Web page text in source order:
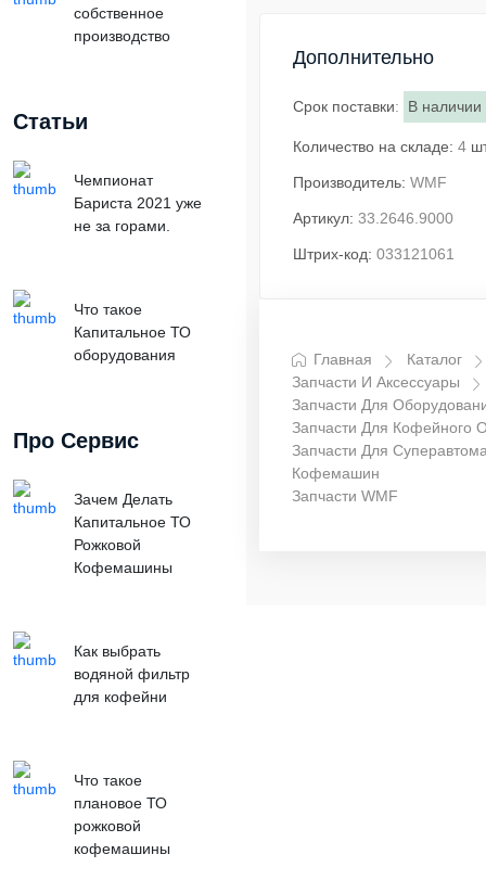
собственное
производство
Статьи
Чемпионат
Бариста 2021 уже
не за горами.
Что такое
Капитальное ТО
оборудования
Про Сервис
Зачем Делать
Капитальное ТО
Рожковой
Кофемашины
Как выбрать
водяной фильтр
для кофейни
Что такое
плановое ТО
рожковой
кофемашины
Дополнительно
Срок поставки: В наличии
Количество на складе: 4
Производитель: WMF
Артикул: 33.2646.9000
Штрих-код: 033121061
Главная
Каталог
Запчасти И Аксессуары
Запчасти Для
Запчасти Для Кофейного
Запчасти Для
Кофемашин
Запчасти WMF